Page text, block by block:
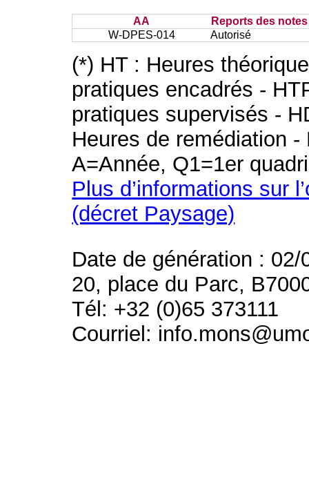
AA
Reports des
W-DPES-014
Autorisé
(*) HT : Heures
pratiques encadrés -
pratiques supervisés -
Heures de remédiation
A=Année, Q1=1er
Plus d’informations sur
(décret Paysage)
Date de génération : 02/
20, place du Parc,
Tél: +32 (0)65 373111
Courriel: